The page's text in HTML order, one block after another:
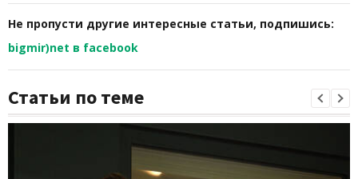
Не пропусти другие интересные статьи, подпишись:
bigmir)net в facebook
Статьи по теме